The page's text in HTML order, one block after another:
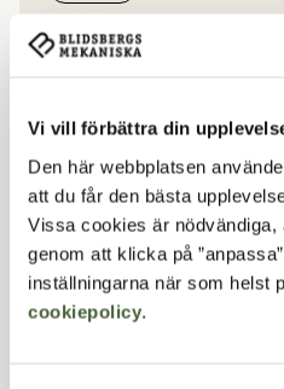
Vi vill förbättra din
Den här webbplatsen
att du får den bästa
Vissa cookies är
genom att klicka på
inställningarna när som helst
cookiepolicy.
Bänk för